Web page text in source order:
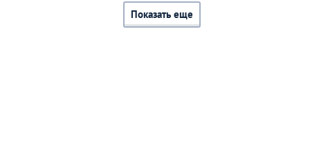
Показать еще